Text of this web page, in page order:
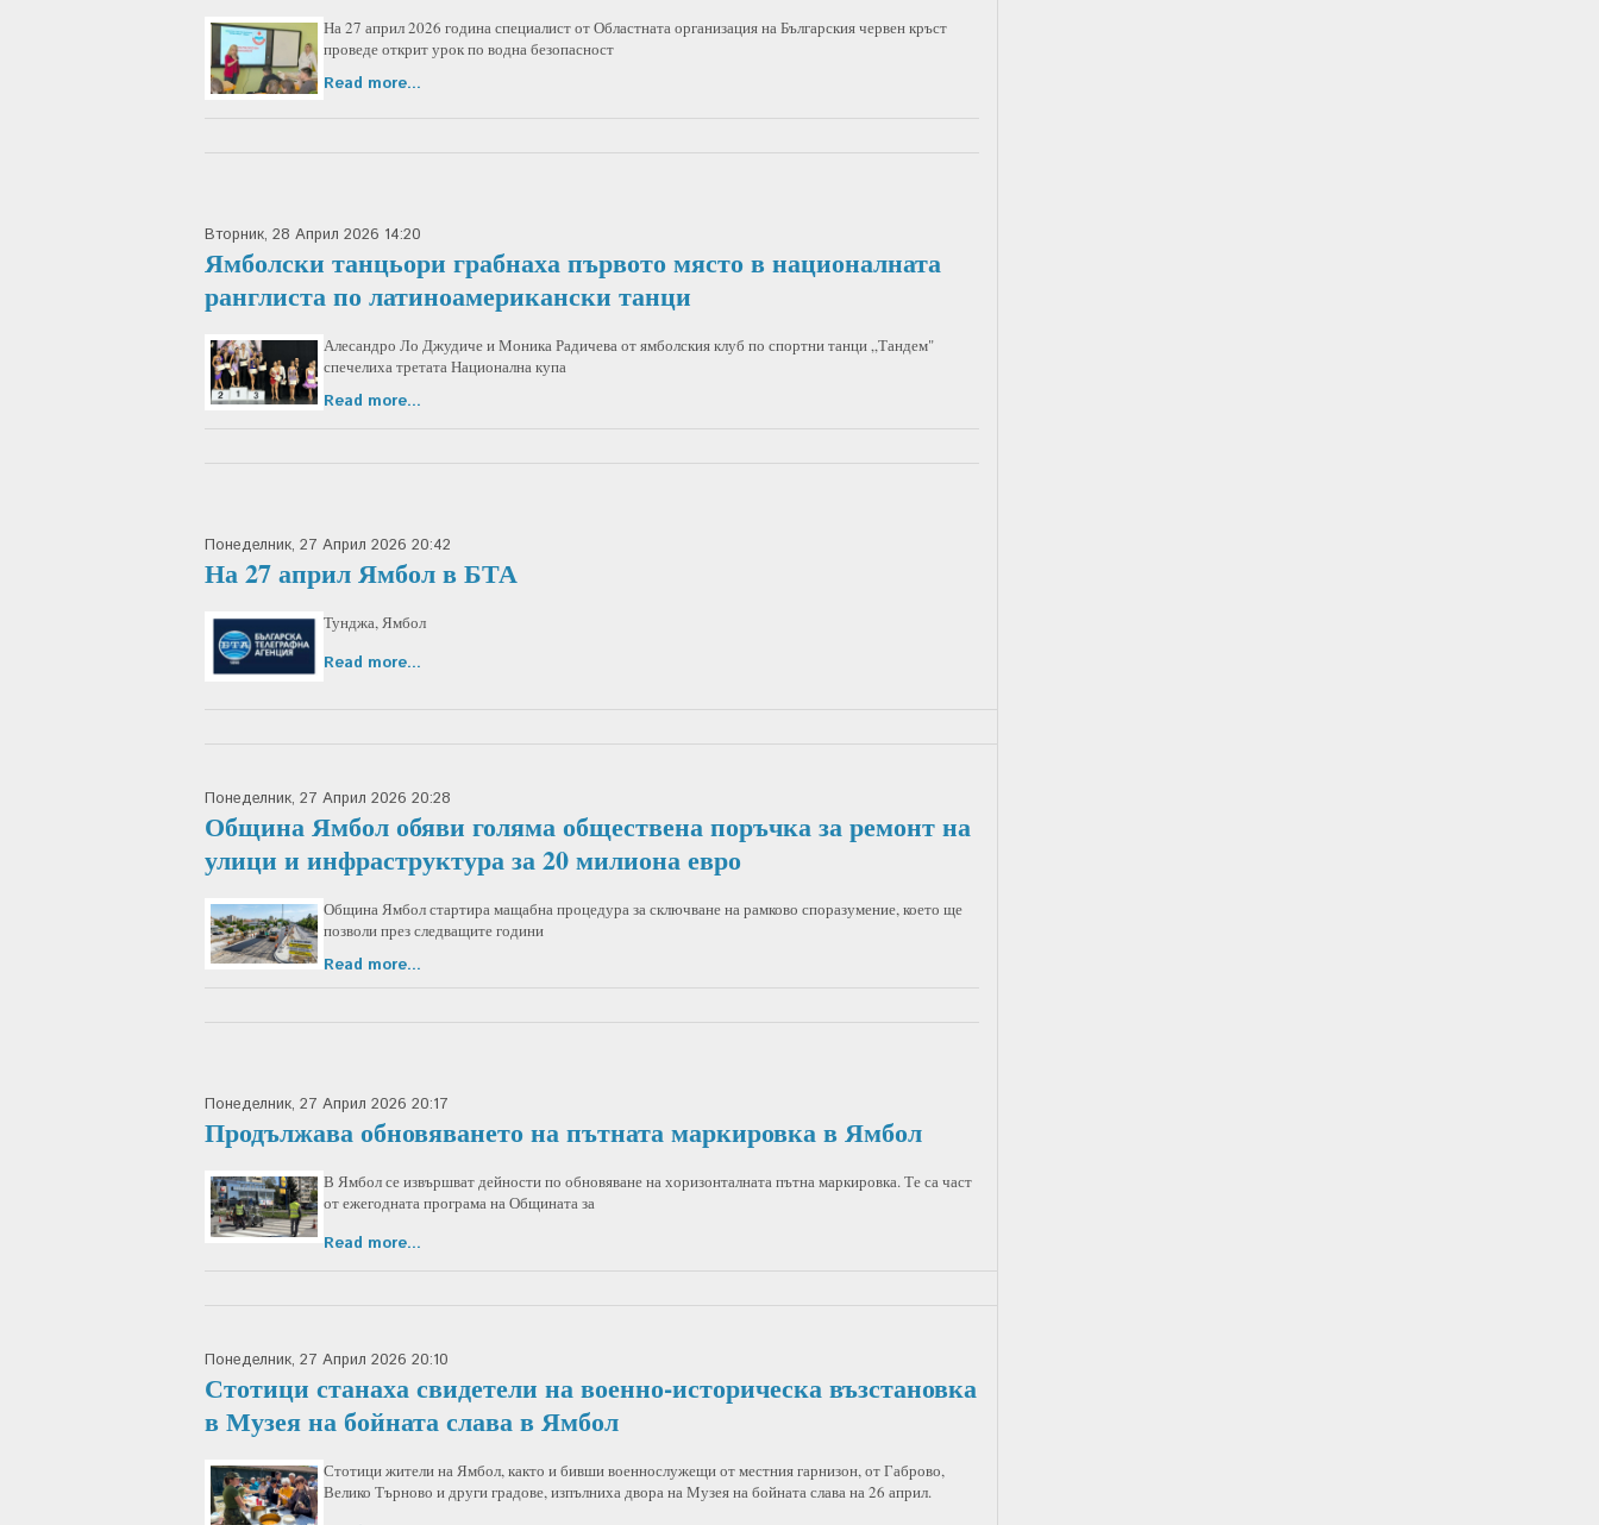
На 27 април 2026 година специалист от Областната организация на Българския червен кръст
проведе открит урок по водна безопасност
Read more...
Вторник, 28 Април 2026 14:20
Ямболски танцьори грабнаха първото място в националната
ранглиста по латиноамерикански танци
Алесандро Ло Джудиче и Моника Радичева от ямболския клуб по спортни танци „Тандем"
спечелиха третата Национална купа
Read more...
Понеделник, 27 Април 2026 20:42
На 27 април Ямбол в БТА
Тунджа, Ямбол
Read more...
Понеделник, 27 Април 2026 20:28
Община Ямбол обяви голяма обществена поръчка за ремонт на
улици и инфраструктура за 20 милиона евро
Община Ямбол стартира мащабна процедура за сключване на рамково споразумение, което ще
позволи през следващите години
Read more...
Понеделник, 27 Април 2026 20:17
Продължава обновяването на пътната маркировка в Ямбол
В Ямбол се извършват дейности по обновяване на хоризонталната пътна маркировка. Те са част
от ежегодната програма на Общината за
Read more...
Понеделник, 27 Април 2026 20:10
Стотици станаха свидетели на военно-историческа възстановка
в Музея на бойната слава в Ямбол
Стотици жители на Ямбол, както и бивши военнослужещи от местния гарнизон, от Габрово,
Велико Търново и други градове, изпълниха двора на Музея на бойната слава на 26 април.